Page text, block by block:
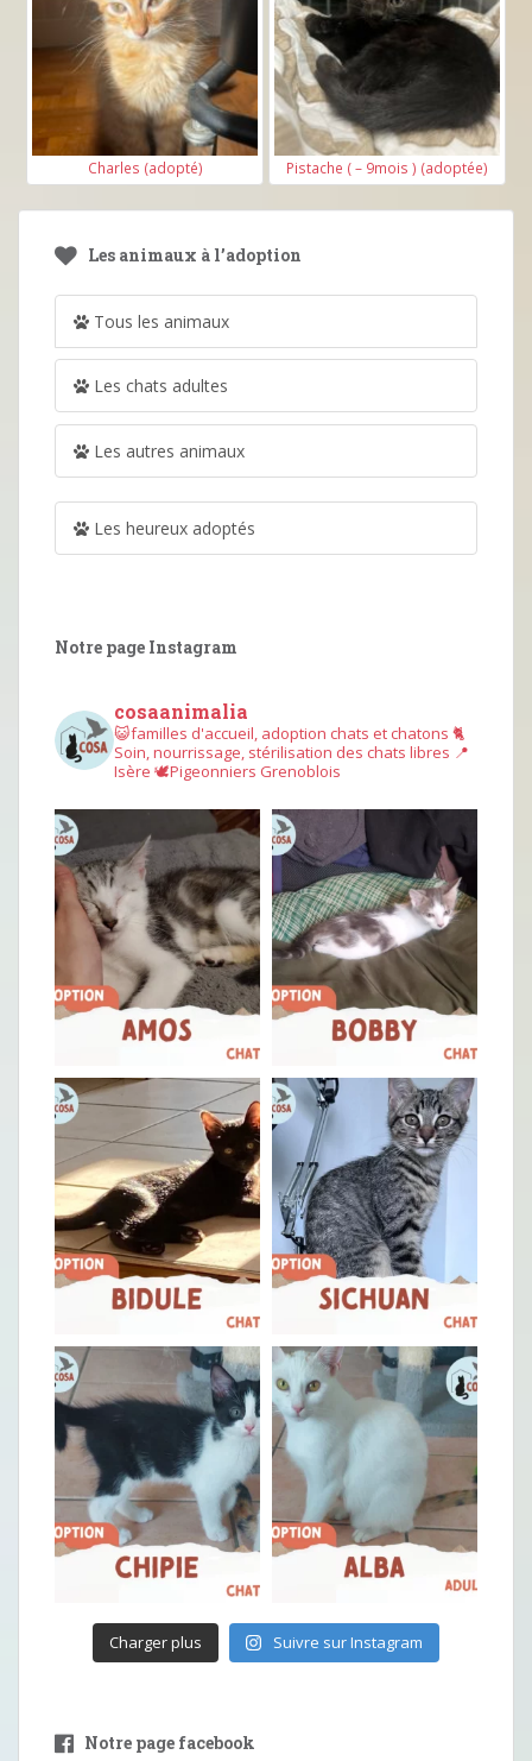
Charles (adopté) Pistache ( – 9mois ) (adoptée)
Les animaux à l’adoption
Tous les animaux
Les chats adultes
Les autres animaux
Les heureux adoptés
Notre page Instagram
cosaanimalia
😺familles d'accueil, adoption chats et chatons 🐈
Soin, nourrissage, stérilisation des chats libres 📍
Isère 🕊︎Pigeonniers Grenoblois
Charger plus Suivre sur Instagram
Notre page facebook